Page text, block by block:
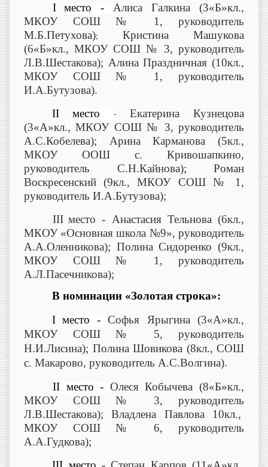
I
место - Алиса Галкина (3«Б»кл.,
МКОУ СОШ № 1, руководитель
М.Б.Петухова);
Кристина Машукова
(6«Б»кл., МКОУ СОШ № 3, руководитель
Л.В.Шестакова); Алина Праздничная (10кл.,
МКОУ СОШ № 1, руководитель
И.А.Бутузова).
II
место- Екатерина Кузнецова
(3«А»кл., МКОУ СОШ № 3, руководитель
А.С.Кобелева); Арина Карманова (5кл.,
МКОУ ООШ с. Кривошапкино,
руководитель С.Н.Кайнова); Роман
Воскресенский (9кл., МКОУ СОШ № 1,
руководитель И.А.Бутузова);
III место - Анастасия Тельнова (6кл.,
МКОУ «Основная школа №9», руководитель
А.А.Оленникова); Полина Сидоренко (9кл.,
МКОУ СОШ № 1, руководитель
А.Л.Пасечникова);
В номинации «Золотая строка»:
I место -Софья Ярыгина (3«А»кл.,
МКОУ СОШ № 5, руководитель
Н.И.Лисина); Полина Шовикова (8кл., СОШ
с. Макарово, руководитель А.С.Волгина).
II место - Олеся Кобычева (8«Б»кл.,
МКОУ СОШ № 3, руководитель
Л.В.Шестакова); Владлена Павлова 10кл.,
МКОУ СОШ № 6, руководитель
А.А.Гудкова);